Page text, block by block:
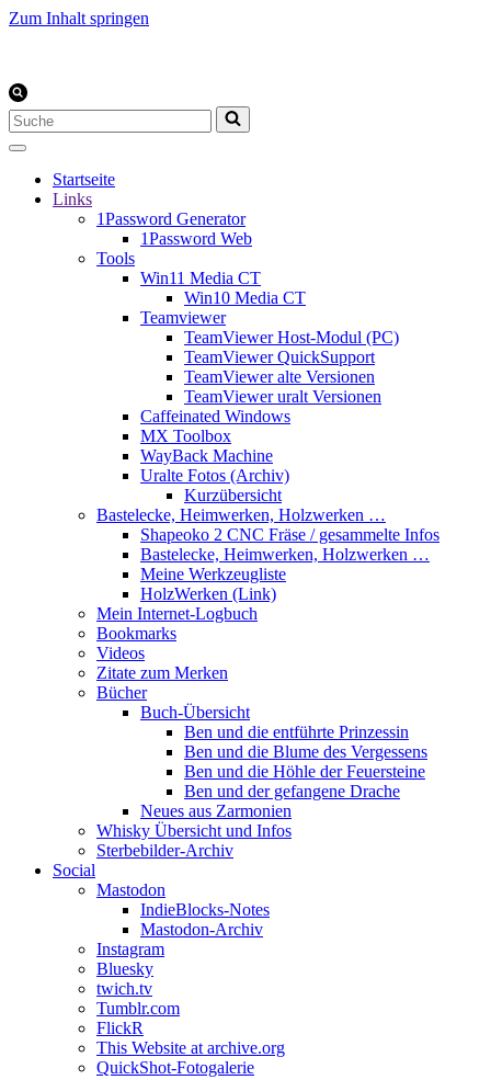
Zum Inhalt springen
Suchen
nach …
Startseite
Links
1Password Generator
1Password Web
Tools
Win11 Media CT
Win10 Media CT
Teamviewer
TeamViewer Host-Modul (PC)
TeamViewer QuickSupport
TeamViewer alte Versionen
TeamViewer uralt Versionen
Caffeinated Windows
MX Toolbox
WayBack Machine
Uralte Fotos (Archiv)
Kurzübersicht
Bastelecke, Heimwerken, Holzwerken …
Shapeoko 2 CNC Fräse / gesammelte Infos
Bastelecke, Heimwerken, Holzwerken …
Meine Werkzeugliste
HolzWerken (Link)
Mein Internet-Logbuch
Bookmarks
Videos
Zitate zum Merken
Bücher
Buch-Übersicht
Ben und die entführte Prinzessin
Ben und die Blume des Vergessens
Ben und die Höhle der Feuersteine
Ben und der gefangene Drache
Neues aus Zarmonien
Whisky Übersicht und Infos
Sterbebilder-Archiv
Social
Mastodon
IndieBlocks-Notes
Mastodon-Archiv
Instagram
Bluesky
twich.tv
Tumblr.com
FlickR
This Website at archive.org
QuickShot-Fotogalerie